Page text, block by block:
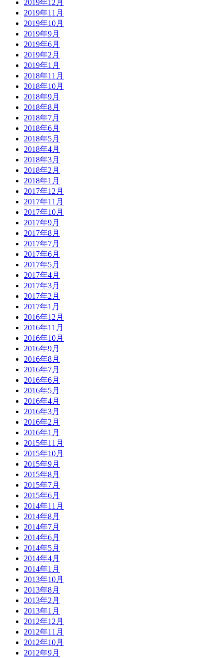
2019年12月
2019年11月
2019年10月
2019年9月
2019年6月
2019年2月
2019年1月
2018年11月
2018年10月
2018年9月
2018年8月
2018年7月
2018年6月
2018年5月
2018年4月
2018年3月
2018年2月
2018年1月
2017年12月
2017年11月
2017年10月
2017年9月
2017年8月
2017年7月
2017年6月
2017年5月
2017年4月
2017年3月
2017年2月
2017年1月
2016年12月
2016年11月
2016年10月
2016年9月
2016年8月
2016年7月
2016年6月
2016年5月
2016年4月
2016年3月
2016年2月
2016年1月
2015年11月
2015年10月
2015年9月
2015年8月
2015年7月
2015年6月
2014年11月
2014年8月
2014年7月
2014年6月
2014年5月
2014年4月
2014年1月
2013年10月
2013年8月
2013年2月
2013年1月
2012年12月
2012年11月
2012年10月
2012年9月